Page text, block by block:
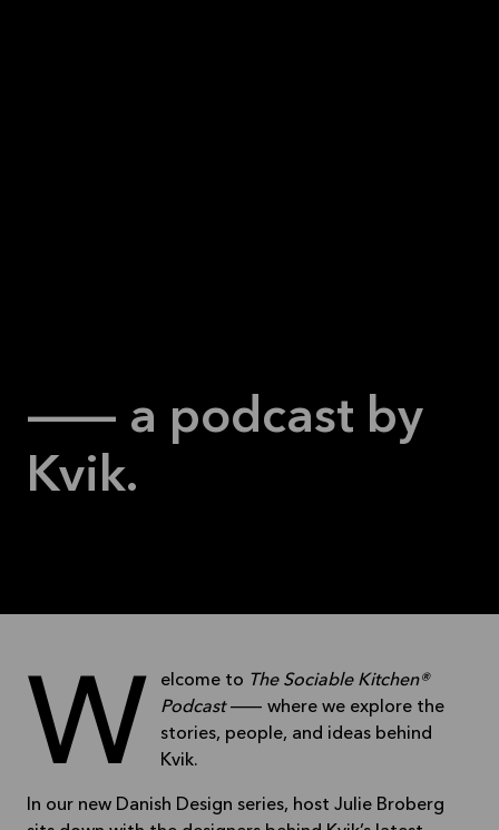
— a podcast by
Kvik.
Welcome to The Sociable Kitchen®
Podcast— where we explore the
stories, people, and ideas behind
Kvik.
In our new Danish Design series, host Julie Broberg